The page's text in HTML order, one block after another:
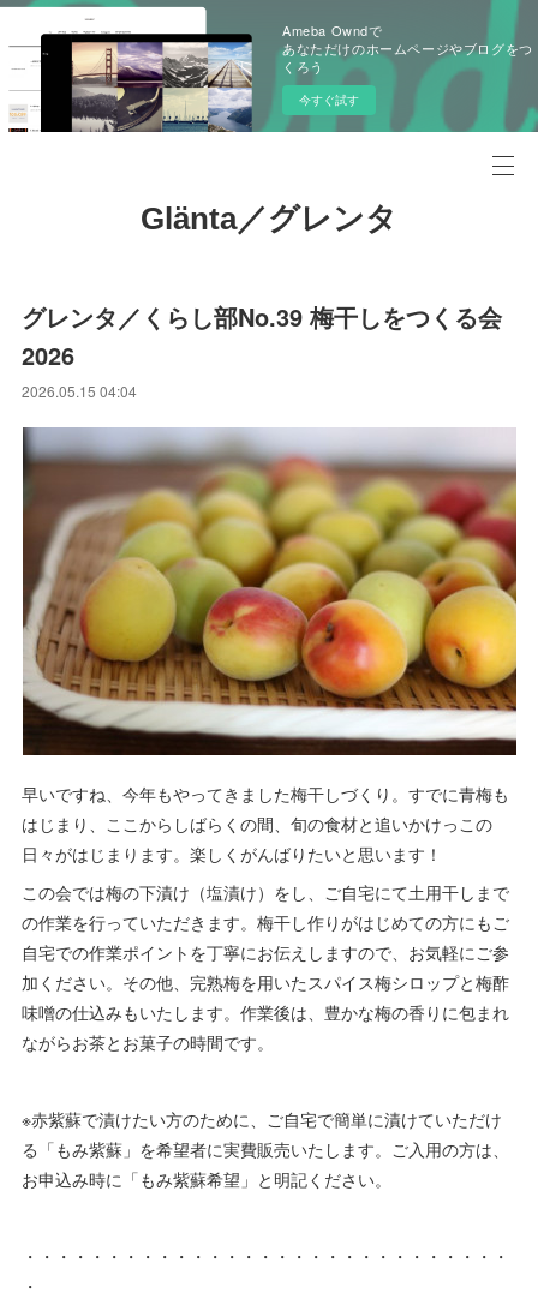
Ameba Owndで
あなただけのホームページやブログをつ
くろう
今すぐ試す
Glänta／グレンタ
グレンタ／くらし部No.39 梅干しをつくる会
2026
2026.05.15 04:04
早いですね、今年もやってきました梅干しづくり。すでに青梅も
はじまり、ここからしばらくの間、旬の食材と追いかけっこの
日々がはじまります。楽しくがんばりたいと思います！
この会では梅の下漬け（塩漬け）をし、ご自宅にて土用干しまで
の作業を行っていただきます。梅干し作りがはじめての方にもご
自宅での作業ポイントを丁寧にお伝えしますので、お気軽にご参
加ください。その他、完熟梅を用いたスパイス梅シロップと梅酢
味噌の仕込みもいたします。作業後は、豊かな梅の香りに包まれ
ながらお茶とお菓子の時間です。
※赤紫蘇で漬けたい方のために、ご自宅で簡単に漬けていただけ
る「もみ紫蘇」を希望者に実費販売いたします。ご入用の方は、
お申込み時に「もみ紫蘇希望」と明記ください。
・・・・・・・・・・・・・・・・・・・・・・・・・・・・・
・